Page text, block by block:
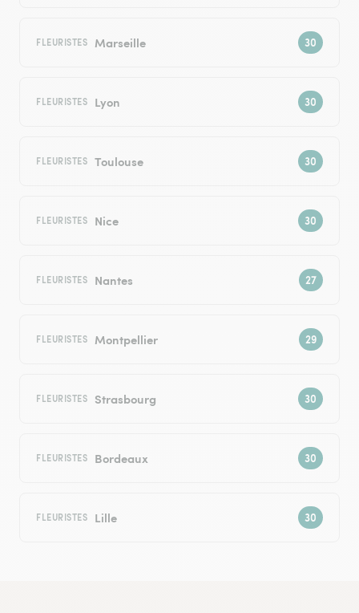
FLEURISTES Marseille
FLEURISTES Lyon
FLEURISTES Toulouse
FLEURISTES Nice
FLEURISTES Nantes
FLEURISTES Montpellier
FLEURISTES Strasbourg
FLEURISTES Bordeaux
FLEURISTES Lille